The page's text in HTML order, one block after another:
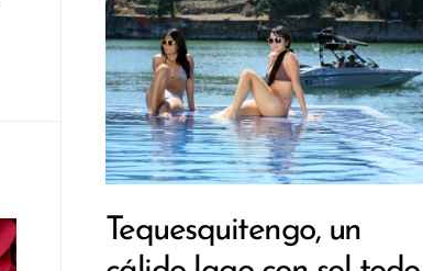
Tequesquitengo, un